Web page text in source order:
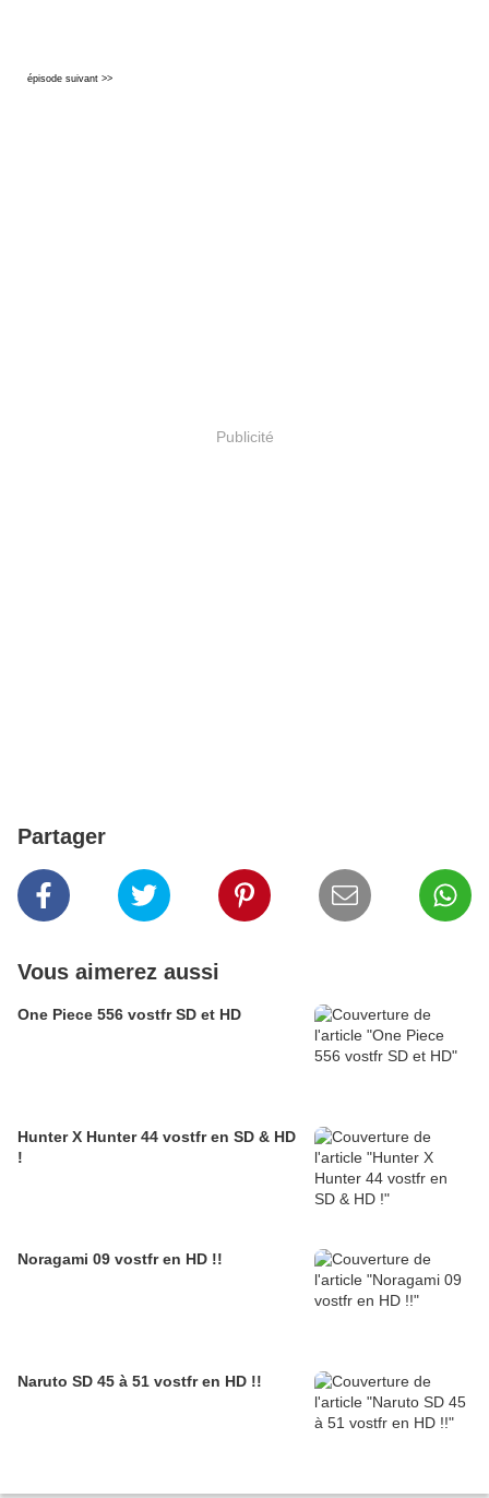
épisode suivant >>
Publicité
Partager
Vous aimerez aussi
One Piece 556 vostfr SD et HD
Hunter X Hunter 44 vostfr en SD & HD
!
Noragami 09 vostfr en HD !!
Naruto SD 45 à 51 vostfr en HD !!